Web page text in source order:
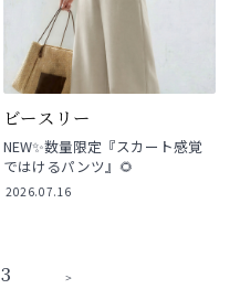
ビースリー
NEW✨数量限定『スカート感覚
ではけるパンツ』🌻
2026.07.16
3 ＞